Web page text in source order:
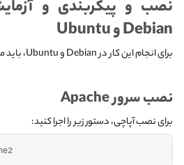
نصب و پیکربندی و
Debian و Ubuntu
برای انجام این کار در Debian و Ubuntu، باید مراحل زیر را انجام دهید:
نصب سرور Apache
برای نصب آپاچی، دستور زیر را اجرا کنید: